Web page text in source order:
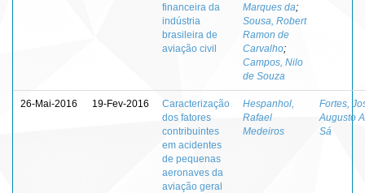
financeira da
indústria
brasileira de
aviação civil
Marques da;
Sousa, Robert
Ramon de
Carvalho;
Campos, Nilo
de Souza
26-Mai-2016 19-Fev-2016
Caracterização
dos fatores
contribuintes
em acidentes
de pequenas
aeronaves da
aviação geral
Hespanhol,
Rafael
Medeiros
Fortes,
Augusto
Sá